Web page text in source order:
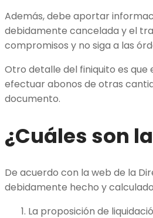
Además, debe aportar
debidamente cancelada y el
compromisos y no siga a las
Otro detalle del finiquito es
efectuar abonos de otras
documento.
¿Cuáles son
De acuerdo con la web de la
debidamente hecho y
La proposición de